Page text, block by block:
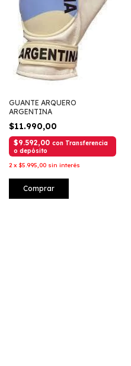
GUANTE ARQUERO
ARGENTINA
$11.990,00
$9.592,00 con Transferencia
o depósito
2 x $5.995,00 sin interés
Comprar